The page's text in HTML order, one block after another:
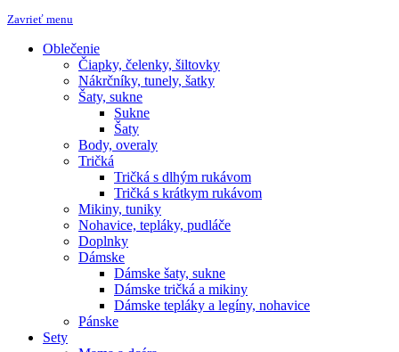
Zavrieť menu
Oblečenie
Čiapky, čelenky, šiltovky
Nákrčníky, tunely, šatky
Šaty, sukne
Sukne
Šaty
Body, overaly
Tričká
Tričká s dlhým rukávom
Tričká s krátkym rukávom
Mikiny, tuniky
Nohavice, tepláky, pudláče
Doplnky
Dámske
Dámske šaty, sukne
Dámske tričká a mikiny
Dámske tepláky a legíny, nohavice
Pánske
Sety